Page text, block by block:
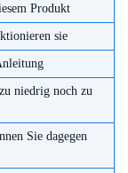
Produkt
sie
niedrig noch zu
Sie dagegen